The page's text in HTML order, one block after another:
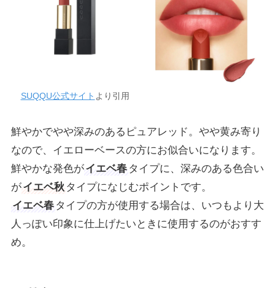
SUQQU公式サイト より引用
鮮やかでやや深みのあるピュアレッド。やや黄み寄り
なので、イエローベースの方にお似合いになります。
鮮やかな発色がイエベ春 タイプに、深みのある色合い
がイエベ秋 タイプになじむポイントです。
イエベ春 タイプの方が使用する場合は、いつもより大
人っぽい印象に仕上げたいときに使用するのがおすす
め。